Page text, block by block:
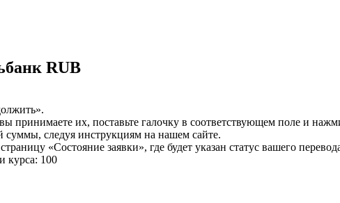
RUB
принимаете их, поставьте галочку в соответствующем поле и
суммы, следуя инструкциям на нашем сайте.
«Состояние заявки», где будет указан статус вашего
курса: 100